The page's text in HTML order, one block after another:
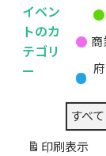
イベン
トのカ
テゴリ
ー
題
カ
テ
ゴ
商
すべて
印刷 表示